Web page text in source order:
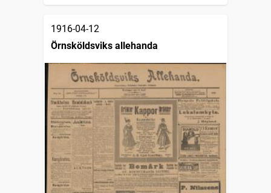
1916-04-12
Örnsköldsviks allehanda